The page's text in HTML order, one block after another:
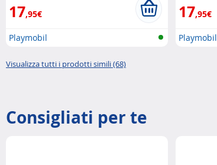
17,95€
Playmobil
17,95€
Playmobil
Visualizza tutti i prodotti simili (68)
Consigliati per te